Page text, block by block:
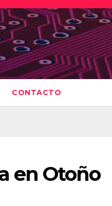
CONTACTO
en Otoño